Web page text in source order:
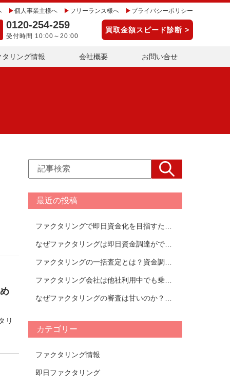
個人事業主様へ フリーランス様へ プライバシーポリシー
0120-254-259
受付時間 10:00～20:00
買取金額スピード診断 >
タリング情報 会社概要 お問い合せ
リ
最近の投稿
ファクタリングで即日資金化を目指すための注意点を解説！即日ファクタリングできるおすすめ会社TOP17
なぜファクタリングは即日資金調達ができるのか｜ファクタリング会社紹介
ファクタリングの一括査定とは？資金調達の流れとおすすめの活用方法を解説｜おすすめのファクタリング会社TOP14比較表
ファクタリング会社は他社利用中でも乗り換えられる？タイミングやメリットについて解説！【おすすめ会社一覧あり】
なぜファクタリングの審査は甘いのか？審査が甘いファクタリング会社の特徴と審査において重要視されるポイントについて解説！
カテゴリー
ファクタリング情報
即日ファクタリング